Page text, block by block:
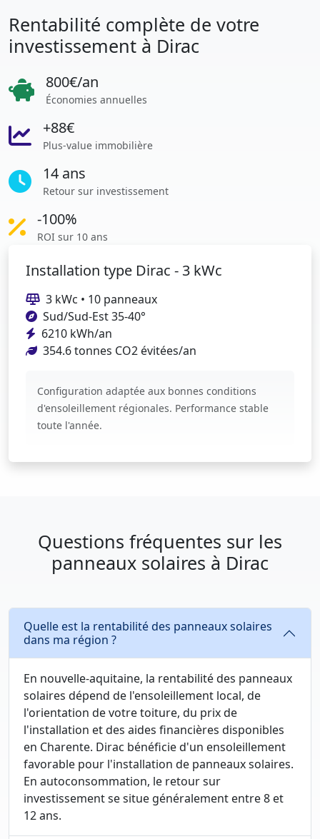
Rentabilité complète de votre
investissement à Dirac
800€/an
Économies annuelles
+88€
Plus-value immobilière
14 ans
Retour sur investissement
-100%
ROI sur 10 ans
Installation type Dirac - 3 kWc
3 kWc • 10 panneaux
Sud/Sud-Est 35-40°
6210 kWh/an
354.6 tonnes CO2 évitées/an
Configuration adaptée aux bonnes conditions
d'ensoleillement régionales. Performance stable
toute l'année.
Questions fréquentes sur les
panneaux solaires à Dirac
Quelle est la rentabilité des panneaux solaires
dans ma région ?
En nouvelle-aquitaine, la rentabilité des panneaux
solaires dépend de l'ensoleillement local, de
l'orientation de votre toiture, du prix de
l'installation et des aides financières disponibles
en Charente. Dirac bénéficie d'un ensoleillement
favorable pour l'installation de panneaux solaires.
En autoconsommation, le retour sur
investissement se situe généralement entre 8 et
12 ans.